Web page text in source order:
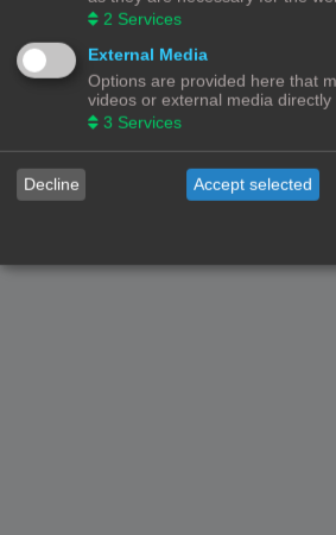
Forumoverzicht
© Copyright
! -
Alle Rechten
Privacy|
2 Services
External Media
Options are provided here that
videos or external media directly
3 Services
Decline Accept selected